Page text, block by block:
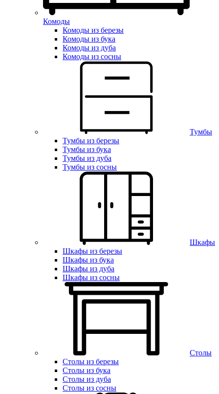
Комоды
Комоды из березы
Комоды из бука
Комоды из дуба
Комоды из сосны
Тумбы
Тумбы из березы
Тумбы из бука
Тумбы из дуба
Тумбы из сосны
Шкафы
Шкафы из березы
Шкафы из бука
Шкафы из дуба
Шкафы из сосны
Столы
Столы из березы
Столы из бука
Столы из дуба
Столы из сосны